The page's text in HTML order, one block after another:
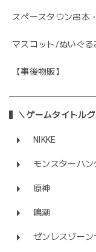
スペースタウン串本
マスコット/ぬいぐる
【事後物販】
＼ゲームタイトル
NIKKE
モンスターハン
原神
鳴潮
ゼンレスゾーン